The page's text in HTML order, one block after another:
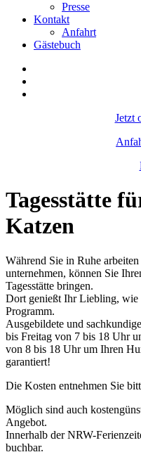
Presse
Kontakt
Anfahrt
Gästebuch
Jetzt
Tagesstätte
Katzen
Während Sie in Ruhe
unternehmen, können Sie
Tagesstätte bringen.
Dort genießt Ihr Liebling, wie
Programm.
Ausgebildete und
bis Freitag von 7 bis 18 Uhr
von 8 bis 18 Uhr um Ihren
garantiert!
Die Kosten entnehmen Sie
Möglich sind auch
Angebot.
Innerhalb der NRW-
buchbar.